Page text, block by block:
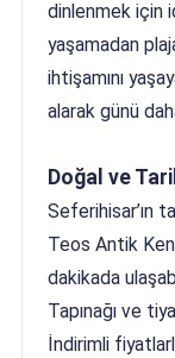
dinlenmek için
yaşamadan
ihtişamını
alarak günü
Doğal ve
Seferihisar’ın
Teos Antik
dakikada
Tapınağı ve
İndirimli